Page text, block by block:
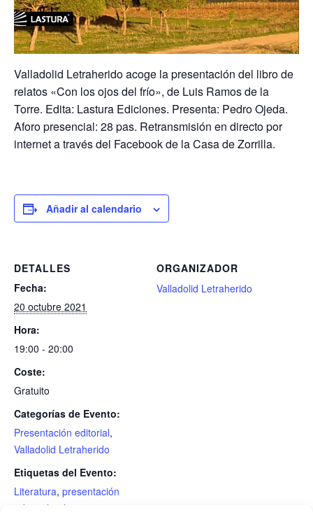
Valladolid Letraherido acoge la presentación del libro de
relatos «Con los ojos del frío», de Luis Ramos de la
Torre. Edita: Lastura Ediciones. Presenta: Pedro Ojeda.
Aforo presencial: 28 pas. Retransmisión en directo por
internet a través del Facebook de la Casa de Zorrilla.
Añadir al calendario
DETALLES
Fecha:
20 octubre 2021
Hora:
19:00 - 20:00
Coste:
Gratuito
Categorías de Evento:
Presentación editorial,
Valladolid Letraherido
Etiquetas del Evento:
Literatura, presentación
editorial
relatos
ORGANIZADOR
Valladolid Letraherido